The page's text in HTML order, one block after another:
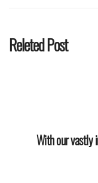
Releted Post
With our vastly